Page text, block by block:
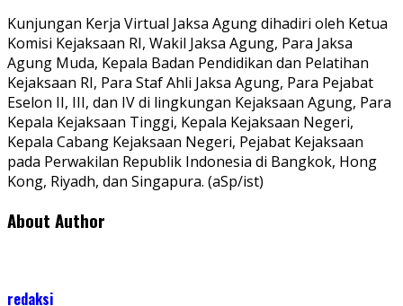
Kunjungan Kerja Virtual Jaksa Agung dihadiri oleh Ketua
Komisi Kejaksaan RI, Wakil Jaksa Agung, Para Jaksa
Agung Muda, Kepala Badan Pendidikan dan Pelatihan
Kejaksaan RI, Para Staf Ahli Jaksa Agung, Para Pejabat
Eselon II, III, dan IV di lingkungan Kejaksaan Agung, Para
Kepala Kejaksaan Tinggi, Kepala Kejaksaan Negeri,
Kepala Cabang Kejaksaan Negeri, Pejabat Kejaksaan
pada Perwakilan Republik Indonesia di Bangkok, Hong
Kong, Riyadh, dan Singapura. (aSp/ist)
About Author
redaksi